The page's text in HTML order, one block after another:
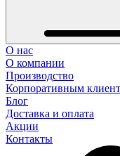
О нас
О компании
Производство
Корпоративным
Блог
Доставка и оплата
Акции
Контакты